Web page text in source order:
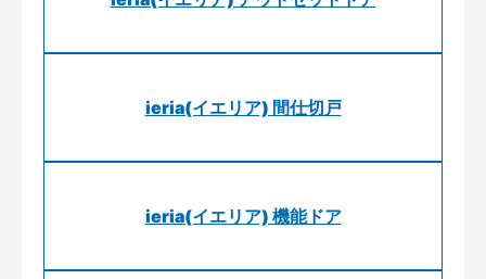
ieria(イエリア) 間仕切戸
ieria(イエリア) 機能ドア